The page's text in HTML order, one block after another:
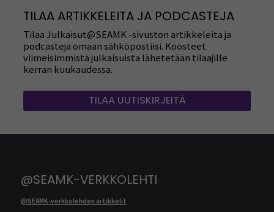
TILAA ARTIKKELEITA JA PODCASTEJA
Tilaa Julkaisut@SEAMK -sivuston artikkeleita ja
podcasteja omaan sähköpostiisi. Koosteet
viimeisimmistä julkaisuista lähetetään tilaajille
kerran kuukaudessa.
TILAA UUTISKIRJEITÄ
@SEAMK-VERKKOLEHTI
@SEAMK-verkkolehden artikkelit